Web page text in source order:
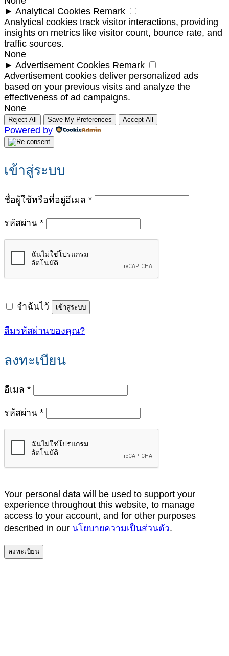
► Analytical Cookies Remark
Analytical cookies track visitor interactions, providing
insights on metrics like visitor count, bounce rate, and
traffic sources.
None
► Advertisement Cookies Remark
Advertisement cookies deliver personalized ads
based on your previous visits and analyze the
effectiveness of ad campaigns.
None
Reject All Save My Preferences Accept All
Powered by
เข้าสู่ระบบ
ชื่อผู้ใช้หรือที่อยู่อีเมล *ต้องการ
รหัสผ่าน *ต้องการ
จำฉันไว้ เข้าสู่ระบบ
ลืมรหัสผ่านของคุณ?
ลงทะเบียน
อีเมล *ต้องการ
รหัสผ่าน *ต้องการ
Your personal data will be used to support your
experience throughout this website, to manage
access to your account, and for other purposes
described in our นโยบายความเป็นส่วนตัว.
ลงทะเบียน